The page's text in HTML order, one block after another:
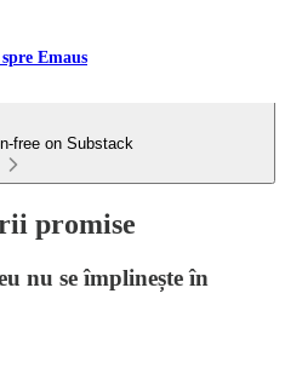
Emaus
free on Substack
promise
nu se împlinește în